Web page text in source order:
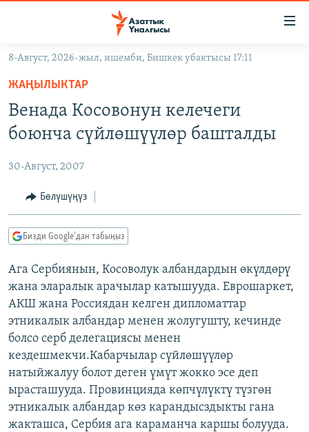
Навигацияга
өтүңүз
Издөөгө
салыңыз
ЭКОНОМИКА
МАДАНИЯТ
ДҮЙНӨ
БОРБОР АЗИЯ
АТАЙЫН ИЛИКТӨӨ
ТВ ПРОГРАММАЛАР
ЭКСПЕРТТЕР ТАЛДАЙТ
БИЗ ЖАНА ДҮЙНӨ
ДАНИСТЕ
ЭЖЕ-СИҢДИЛЕР
АЗАТТЫК+
ЫҢГАЙСЫЗ СУРООЛОР
ӨЗГӨЧӨ ПИКИР
Русский
ОНЛАЙН ШЕРИНЕ
ЭЕ/АРнун бардык сайттары
8-Август, 2026-жыл, ишемби, Бишкек убактысы 17:11
ЖАҢЫЛЫКТАР
Венада Косовонун келечеги
боюнча сүйлөшүүлөр башталды
30-Август, 2007
Бөлүшүңүз
Бизди Google'дан табыңыз
Ага Cербиянын, Косоволук албандардын өкүлдөрү
жана эларалык арачылар катышууда. Еврошаркет,
АКШ жана Россиядан келген дипломаттар
этникалык албандар менен жолугушту, кечинде
болсо серб делегациясы менен
кездешмекчи.Кабарчылар сүйлөшүүлөр
натыйжалуу болот деген үмүт жокко эсе деп
ырасташууда. Провинцияда көпчүлүктү түзгөн
этникалык албандар көз карандысздыкты гана
жакташса, Сербия ага караманча каршы болууда.